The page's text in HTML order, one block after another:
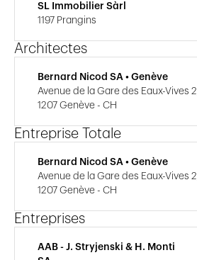
SL Immobilier Sàrl
1197 Prangins
Architectes
Bernard Nicod SA • Genève
Avenue de la Gare des Eaux-Vives 2,
1207 Genève - CH
Entreprise Totale
Bernard Nicod SA • Genève
Avenue de la Gare des Eaux-Vives 2,
1207 Genève - CH
Entreprises
AAB - J. Stryjenski & H. Monti